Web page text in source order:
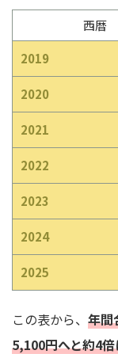
西暦
2019
2020
2021
2022
2023
2024
2025
この表から、 年間
5,100円へと約4